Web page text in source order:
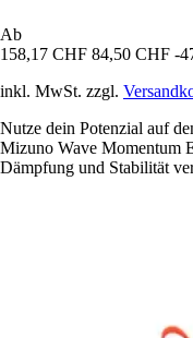
Ab
158,17 CHF 84,50 CHF -
inkl. MwSt. zzgl.
Nutze dein Potenzial auf
Mizuno Wave Momentum
Dämpfung und Stabilität